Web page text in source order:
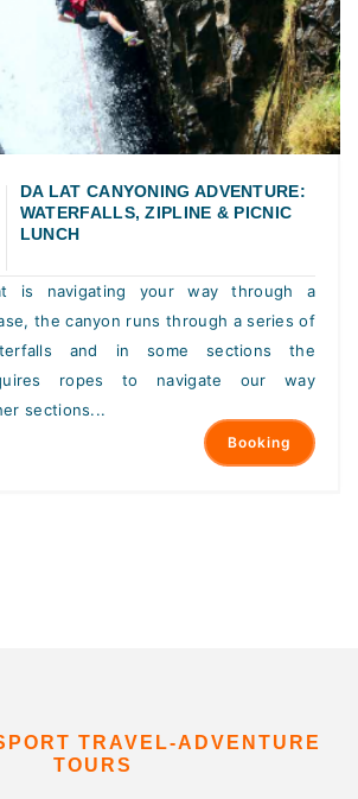
DA LAT CANYONING ADVENTURE:
WATERFALLS, ZIPLINE & PICNIC
LUNCH
is navigating your way through a
the canyon runs through a series of
and in some sections the
ropes to navigate our way
sections...
Booking
TRAVEL-ADVENTURE
TOURS